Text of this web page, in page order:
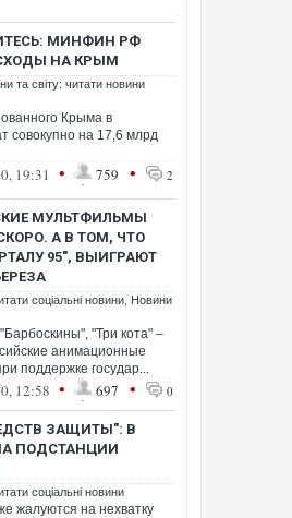
МИНФИН РФ
НА КРЫМ
та світу: читати новини
Крыма в
совокупно на 17,6 млрд
19:31 • 759 • 2
МУЛЬТФИЛЬМЫ
А В ТОМ, ЧТО
95", ВЫИГРАЮТ
соціальні новини Новини
"Три кота" –
анимационные
поддержке государ...
12:58 • 697 • 0
ЗАЩИТЫ": В
ПОДСТАНЦИИ
соціальні новини
жалуются на нехватку